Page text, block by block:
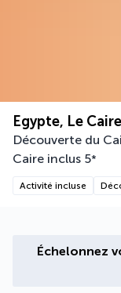
Egypte, Le Caire
Découverte du
Caire inclus 5*
Activité incluse
Échelonnez